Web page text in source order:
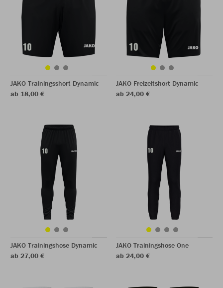
JAKO Trainingsshort Dynamic
ab 18,00 €
JAKO Freizeitshort Dynamic
ab 24,00 €
JAKO Trainingshose Dynamic
ab 27,00 €
JAKO Trainingshose One
ab 24,00 €